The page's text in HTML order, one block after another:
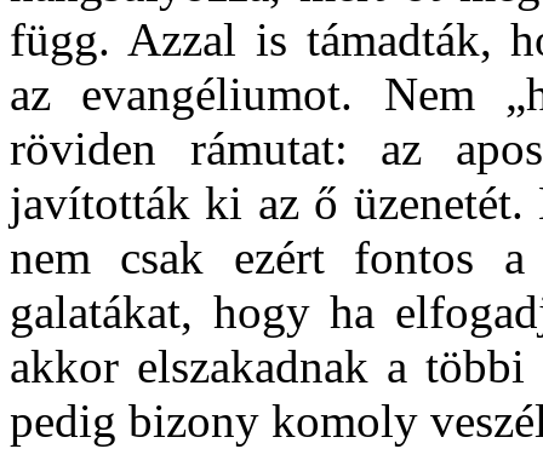
függ. Azzal is támadták,
az evangéliumot. Nem
röviden rámutat: az
javították ki az ő üzenetét.
nem csak ezért fontos a
galatákat, hogy ha
akkor elszakadnak a
pedig bizony komoly